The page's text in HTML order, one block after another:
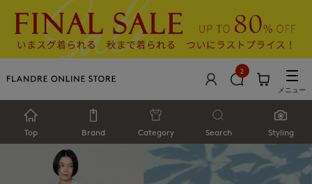
2
メニュー
Top Brand Category Search Styling